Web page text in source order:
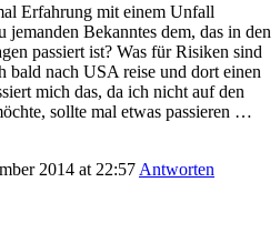
Erfahrung mit einem Unfall
jemanden Bekanntes dem, das in den
passiert ist? Was für Risiken sind
bald nach USA reise und dort einen
mich das, da ich nicht auf den
sollte mal etwas passieren …
2014 at 22:57 Antworten